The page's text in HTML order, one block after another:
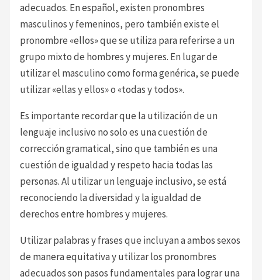
adecuados. En español, existen pronombres
masculinos y femeninos, pero también existe el
pronombre «ellos» que se utiliza para referirse a un
grupo mixto de hombres y mujeres. En lugar de
utilizar el masculino como forma genérica, se puede
utilizar «ellas y ellos» o «todas y todos».
Es importante recordar que la utilización de un
lenguaje inclusivo no solo es una cuestión de
corrección gramatical, sino que también es una
cuestión de igualdad y respeto hacia todas las
personas. Al utilizar un lenguaje inclusivo, se está
reconociendo la diversidad y la igualdad de
derechos entre hombres y mujeres.
Utilizar palabras y frases que incluyan a ambos sexos
de manera equitativa y utilizar los pronombres
adecuados son pasos fundamentales para lograr una